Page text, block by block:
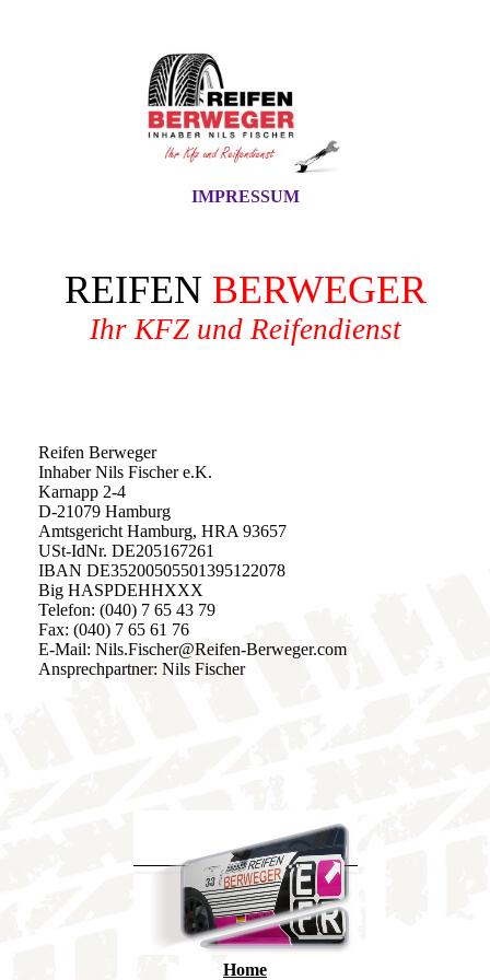
IMPRESSUM
REIFEN BERWEGER
Ihr KFZ und Reifendienst
Reifen Berweger
Inhaber Nils Fischer e.K.
Karnapp 2-4
D-21079 Hamburg
Amtsgericht Hamburg, HRA 93657
USt-IdNr. DE205167261
IBAN DE35200505501395122078
Big HASPDEHHXXX
Telefon: (040) 7 65 43 79
Fax: (040) 7 65 61 76
E-Mail: Nils.Fischer@Reifen-Berweger.com
Ansprechpartner: Nils Fischer
Home